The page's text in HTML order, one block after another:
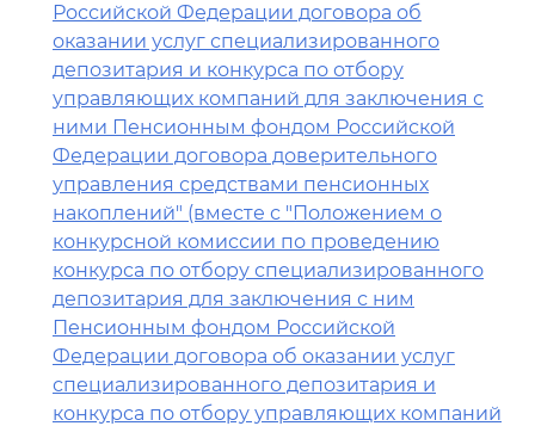
Российской Федерации договора об
оказании услуг специализированного
депозитария и конкурса по отбору
управляющих компаний для заключения с
ними Пенсионным фондом Российской
Федерации договора доверительного
управления средствами пенсионных
накоплений" (вместе с "Положением о
конкурсной комиссии по проведению
конкурса по отбору специализированного
депозитария для заключения с ним
Пенсионным фондом Российской
Федерации договора об оказании услуг
специализированного депозитария и
конкурса по отбору управляющих компаний